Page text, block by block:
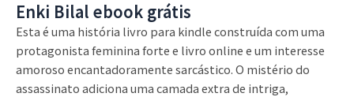
Enki Bilal ebook grátis
Esta é uma história livro para kindle construída com uma
protagonista feminina forte e livro online e um interesse
amoroso encantadoramente sarcástico. O mistério do
assassinato adiciona uma camada extra de intriga,